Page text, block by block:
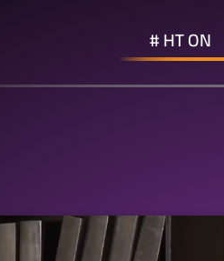
HT ON #